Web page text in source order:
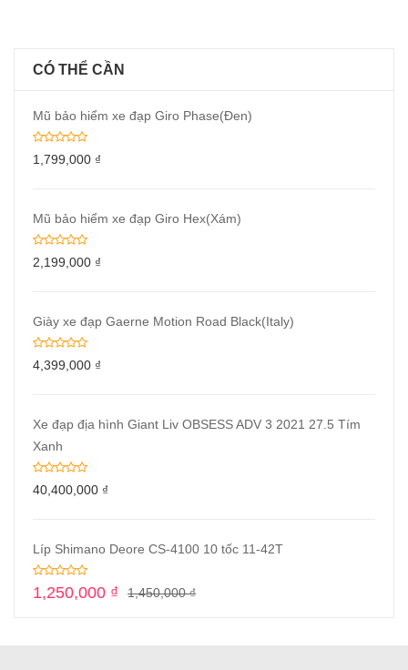
CÓ THỂ CẦN
Mũ bảo hiểm xe đạp Giro Phase(Đen)
1,799,000 ₫
Mũ bảo hiểm xe đạp Giro Hex(Xám)
2,199,000 ₫
Giày xe đạp Gaerne Motion Road Black(Italy)
4,399,000 ₫
Xe đạp địa hình Giant Liv OBSESS ADV 3 2021 27.5 Tím
Xanh
40,400,000 ₫
Líp Shimano Deore CS-4100 10 tốc 11-42T
1,450,000₫
1,250,000 ₫